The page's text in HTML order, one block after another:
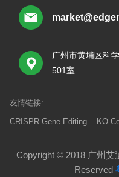
广州市黄埔区科
501室
友情链接:
CRISPR Gene Editing KO
Copyright © 2018 广州艾
Reserved